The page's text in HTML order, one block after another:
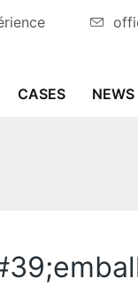
CASES NEWS